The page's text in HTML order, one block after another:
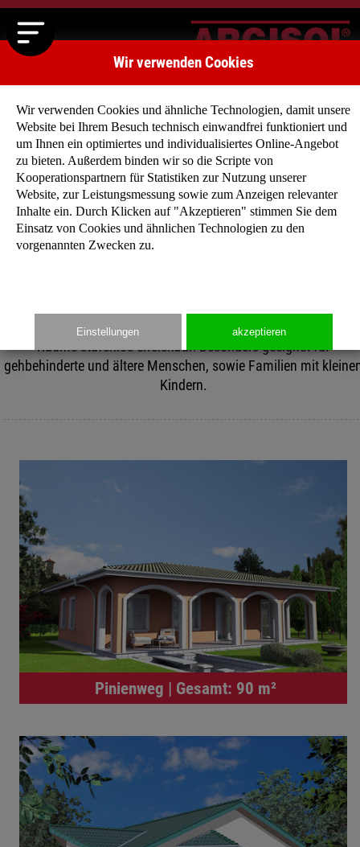
BUNGALOWS
Sie wollen die Natur mit dem Wohnen verbinden?
Wollen keine Treppen steigen? Und eine individuelle
Grundrissplanung mit offenem Raumkonzept?
Einfamilienhäuser mit verschiedenen Dachformen und alle
Räume stufenlos erreichbar! Besonders geeignet für
gehbehinderte und ältere Menschen, sowie Familien mit
Kindern.
Pinienweg | Gesamt: 90 m²
Wir verwenden Cookies
Wir verwenden Cookies und ähnliche Technologien, damit unsere
Website bei Ihrem Besuch technisch einwandfrei funktioniert und
um Ihnen ein optimiertes und individualisiertes Online-Angebot
zu bieten. Außerdem binden wir so die Scripte von
Kooperationspartnern für Statistiken zur Nutzung unserer
Website, zur Leistungsmessung sowie zum Anzeigen relevanter
Inhalte ein. Durch Klicken auf "Akzeptieren" stimmen Sie dem
Einsatz von Cookies und ähnlichen Technologien zu den
vorgenannten Zwecken zu.
Einstellungen akzeptieren